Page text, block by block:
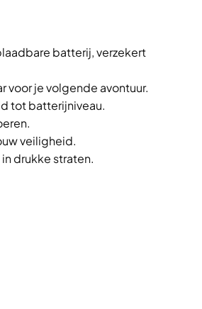
batterij, verzekert
voor je volgende avontuur.
tot batterijniveau.
veiligheid.
drukke straten.